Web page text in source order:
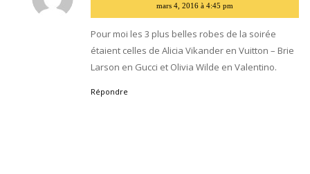
:
mars 4, 2016 à 4:45 pm
Pour moi les 3 plus belles robes de la soirée
étaient celles de Alicia Vikander en Vuitton – Brie
Larson en Gucci et Olivia Wilde en Valentino.
Répondre